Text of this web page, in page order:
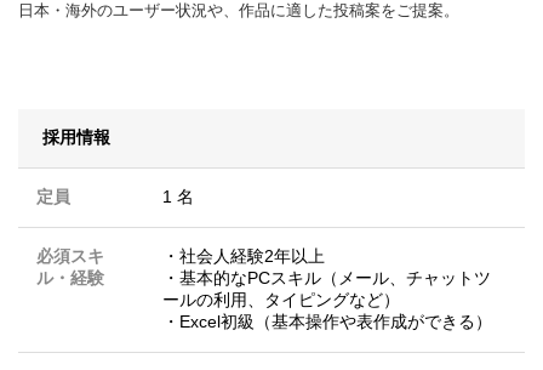
日本・海外のユーザー状況や、作品に適した投稿案をご提案。
採用情報
定員 1 名
必須スキ
ル・経験
・社会人経験2年以上
・基本的なPCスキル（メール、チャットツ
ールの利用、タイピングなど）
・Excel初級（基本操作や表作成ができる）